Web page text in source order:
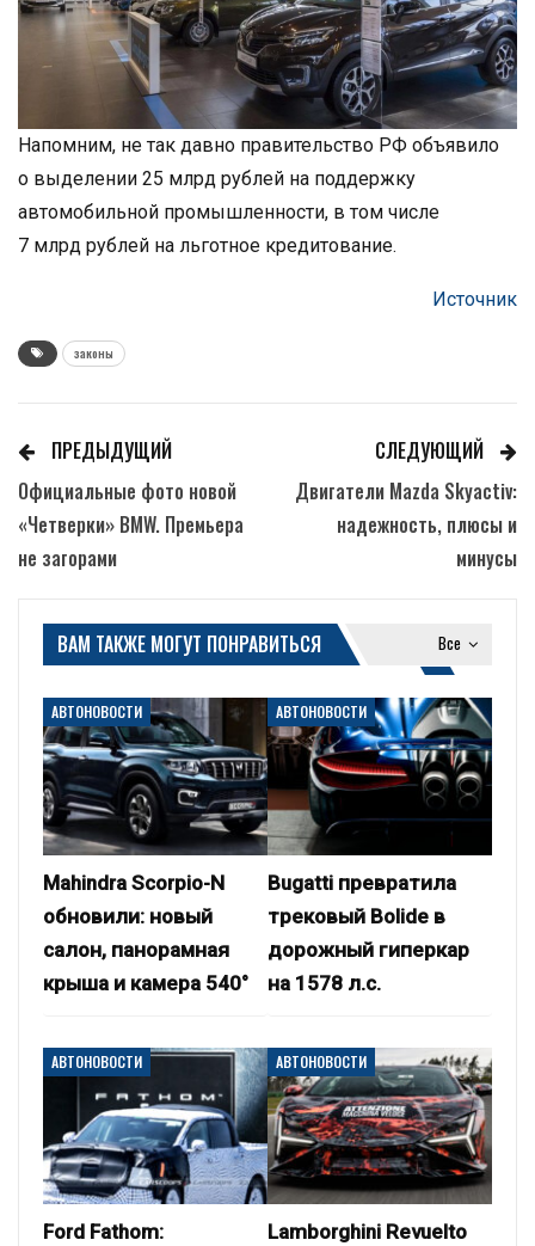
Напомним, не так давно правительство РФ объявило
о выделении 25 млрд рублей на поддержку
автомобильной промышленности, в том числе
7 млрд рублей на льготное кредитование.
Источник
законы
ПРЕДЫДУЩИЙ
Официальные фото новой
«Четверки» BMW. Премьера
не загорами
СЛЕДУЮЩИЙ
Двигатели Mazda Skyactiv:
надежность, плюсы и
минусы
Все
ВАМ ТАКЖЕ МОГУТ ПОНРАВИТЬСЯ
АВТОНОВОСТИ
Mahindra Scorpio-N
обновили: новый
салон, панорамная
крыша и камера 540°
АВТОНОВОСТИ
Bugatti превратила
трековый Bolide в
дорожный гиперкар
на 1578 л.с.
АВТОНОВОСТИ
Ford Fathom:
АВТОНОВОСТИ
Lamborghini Revuelto